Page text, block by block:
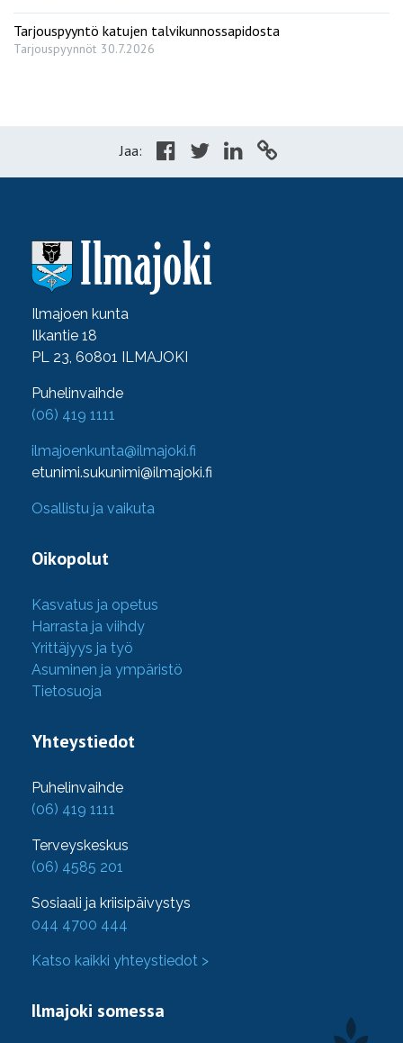
Tarjouspyyntö katujen talvikunnossapidosta
Tarjouspyynnöt 30.7.2026
Jaa:
Ilmajoen kunta
Ilkantie 18
PL 23, 60801 ILMAJOKI
Puhelinvaihde
(06) 419 1111
ilmajoenkunta@ilmajoki.fi
etunimi.sukunimi@ilmajoki.fi
Osallistu ja vaikuta
Oikopolut
Kasvatus ja opetus
Harrasta ja viihdy
Yrittäjyys ja työ
Asuminen ja ympäristö
Tietosuoja
Yhteystiedot
Puhelinvaihde
(06) 419 1111
Terveyskeskus
(06) 4585 201
Sosiaali ja kriisipäivystys
044 4700 444
Katso kaikki yhteystiedot >
Ilmajoki somessa